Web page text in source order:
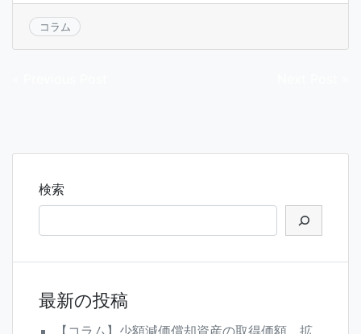
コラム
ビ
ョ
検索
最新の投稿